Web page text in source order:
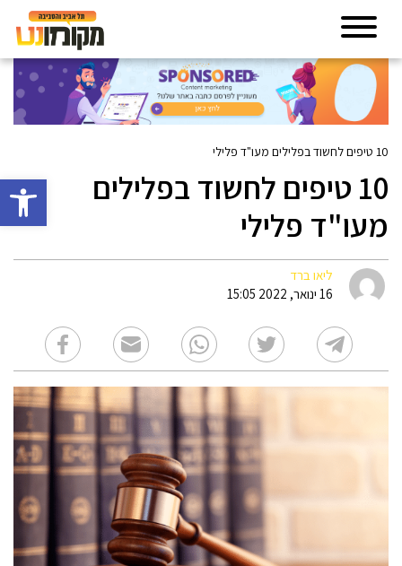
פתח
10 טיפים לחשוד בפלילים מעו"ד פלילי
10 טיפים לחשוד בפלילים
מעו"ד פלילי
ליאו ברד
16 ינואר, 2022 15:05